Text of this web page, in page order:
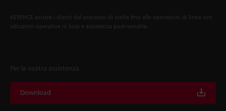
KEYENCE assiste i clienti dal processo di scelta fino alle operazioni di linea con
istruzioni operative in loco e assistenza post-vendita.
Per la vostra assistenza
Download